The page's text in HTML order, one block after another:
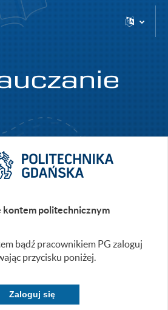
kontem politechnicznym
bądź pracownikiem PG zaloguj
przycisku poniżej.
Zaloguj się